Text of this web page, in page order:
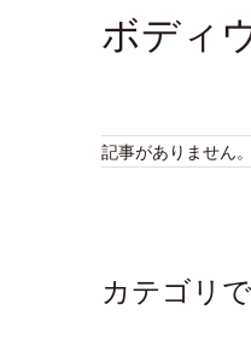
ボディ
記事がありません。
カテゴリ